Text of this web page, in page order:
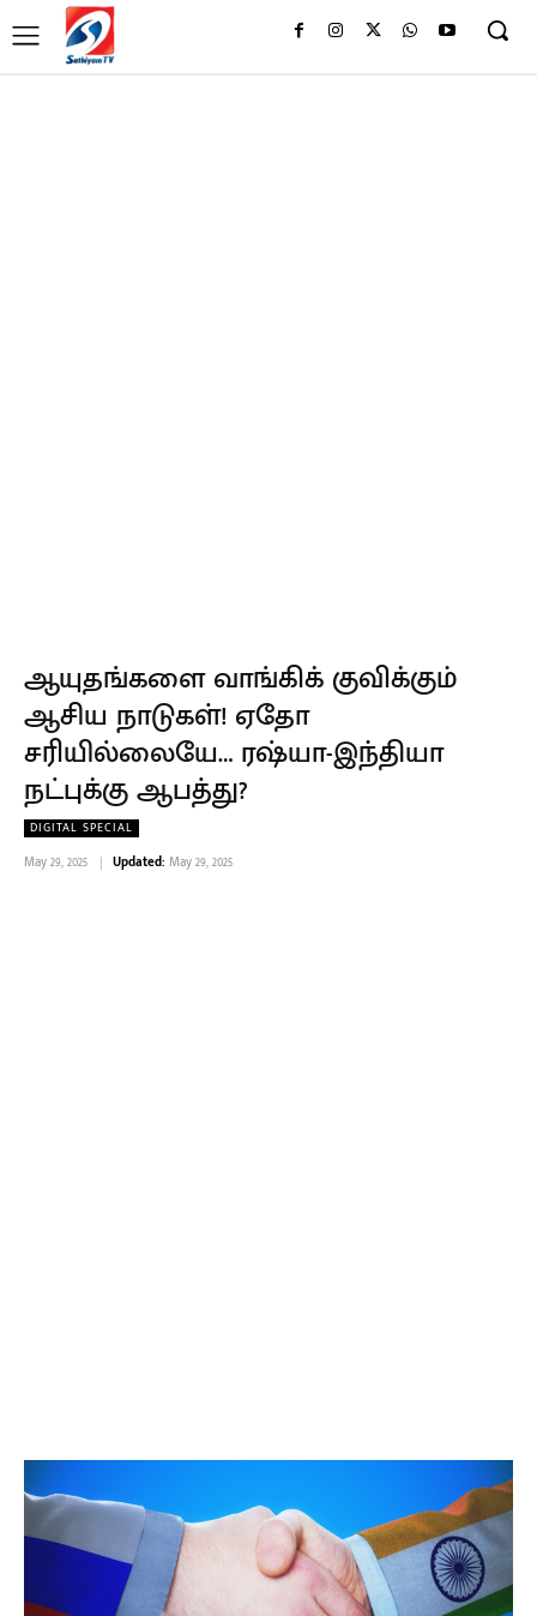
ஆயுதங்களை வாங்கிக் குவிக்கும்
ஆசிய நாடுகள்! ஏதோ
சரியில்லையே… ரஷ்யா-இந்தியா
நட்புக்கு ஆபத்து?
DIGITAL SPECIAL
May 29, 2025 Updated: May 29, 2025